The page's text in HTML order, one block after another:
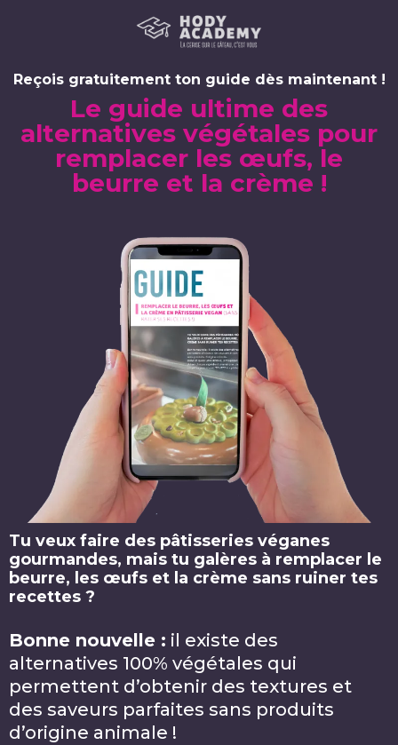
Reçois gratuitement ton guide dès maintenant !
Le guide ultime des
alternatives végétales pour
remplacer les œufs, le
beurre et la crème !
Tu veux faire des pâtisseries véganes
gourmandes, mais tu galères à remplacer le
beurre, les œufs et la crème sans ruiner tes
recettes ?
Bonne nouvelle : il existe des
alternatives 100% végétales qui
permettent d’obtenir des textures et
des saveurs parfaites sans produits
d’origine animale !